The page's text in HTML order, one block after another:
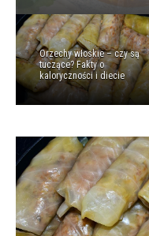
Orzechy włoskie – czy są
tuczące? Fakty o
kaloryczności i diecie